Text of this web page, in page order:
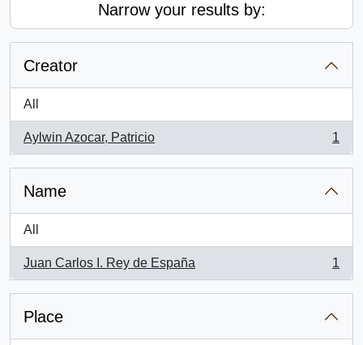
Narrow your results by:
Creator
All
Aylwin Azocar, Patricio
, 1 results
1
Name
All
Juan Carlos I. Rey de España
, 1 results
1
Place